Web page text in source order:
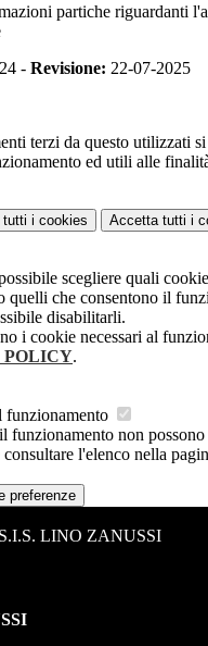
partiche riguardanti
- Revisione: 22-07-2025
terzi da questo utilizzati
ed utili alle
tutti i cookies Accetta tutti i
scegliere quali
quelli che consentono il
disabilitarli.
i cookie necessari al
POLICY.
funzionamento
funzionamento non possono
l'elenco nella
preferenze
LINO ZANUSSI